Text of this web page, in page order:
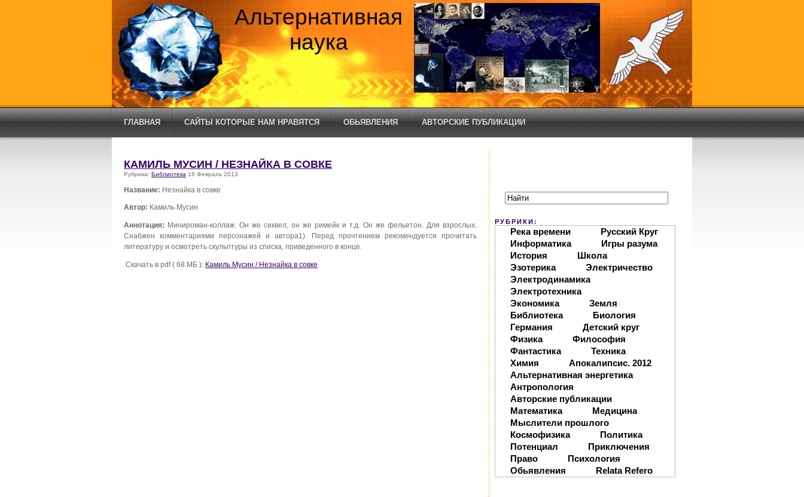
Альтернативная
наука
ГЛАВНАЯ САЙТЫ КОТОРЫЕ НАМ НРАВЯТСЯ ОБЬЯВЛЕНИЯ АВТОРСКИЕ ПУБЛИКАЦИИ
КАМИЛЬ МУСИН / НЕЗНАЙКА В СОВКЕ
Рубрика: Библиотека 18 Февраль 2013
Название: Незнайка в совке
Автор: Камиль Мусин
Аннотация: Минироман-коллаж. Он же сиквел, он же римейк и т.д. Он же фельетон. Для взрослых.
Снабжен комментариями персонажей и автора1). Перед прочтением рекомендуется прочитать
литературу и осмотреть скульптуры из списка, приведенного в конце.
Скачать в pdf ( 68 МБ ): Камиль Мусин / Незнайка в совке
РУБРИКИ:
Река времени
Русский Круг
Информатика
Игры разума
История
Школа
Эзотерика
Электричество
Электродинамика
Электротехника
Экономика
Земля
Библиотека
Биология
Германия
Детский круг
Физика
Философия
Фантастика
Техника
Химия
Апокалипсис. 2012
Альтернативная энергетика
Антропология
Авторские публикации
Математика
Медицина
Мыслители прошлого
Космофизика
Политика
Потенциал
Приключения
Право
Психология
Обьявления
Relata Refero